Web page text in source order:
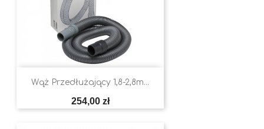
Wąż Przedłużający 1,8-2,8m...
Cena
254,00 zł